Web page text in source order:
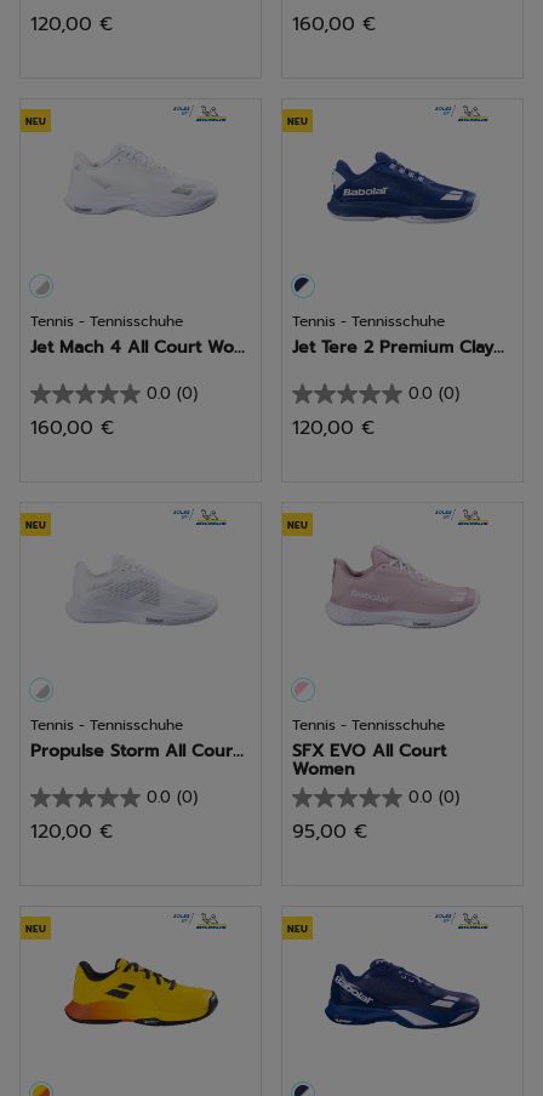
von
120,00 €
von
160,00 €
NEU
Tennis - Tennisschuhe
Jet Mach 4 All Court Wo...
0.0 (0)
0.0
von
160,00 €
NEU
Tennis - Tennisschuhe
Jet Tere 2 Premium Clay...
0.0 (0)
0.0
von
120,00 €
NEU
Tennis - Tennisschuhe
Propulse Storm All Cour...
0.0 (0)
0.0
von
120,00 €
NEU
Tennis - Tennisschuhe
SFX EVO All Court
Women
0.0 (0)
0.0
von
95,00 €
NEU NEU